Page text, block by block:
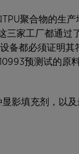
聚合物的生
三家工厂都通过
备都必须证明其
预测试的原
影填充剂，以及